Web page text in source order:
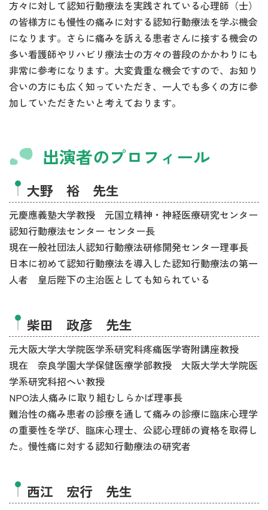
方々に対して認知行動療法を実践されている心理師（士）
の皆様方にも慢性の痛みに対する認知行動療法を学ぶ機会
になります。さらに痛みを訴える患者さんに接する機会の
多い看護師やリハビリ療法士の方々の普段のかかわりにも
非常に参考になります。大変貴重な機会ですので、お知り
合いの方にも広く知っていただき、一人でも多くの方に参
加していただきたいと考えております。
出演者のプロフィール
大野 裕 先生
元慶應義塾大学教授 元国立精神・神経医療研究センター
認知行動療法センター センター長
現在一般社団法人認知行動療法研修開発センター理事長
日本に初めて認知行動療法を導入した認知行動療法の第一
人者 皇后陛下の主治医としても知られている
柴田 政彦 先生
元大阪大学大学院医学系研究科疼痛医学寄附講座教授
現在 奈良学園大学保健医療学部教授 大阪大学大学院医
学系研究科招へい教授
NPO法人痛みに取り組むしらかば理事長
難治性の痛み患者の診療を通して痛みの診療に臨床心理学
の重要性を学び、臨床心理士、公認心理師の資格を取得し
た。慢性痛に対する認知行動療法の研究者
西江 宏行 先生